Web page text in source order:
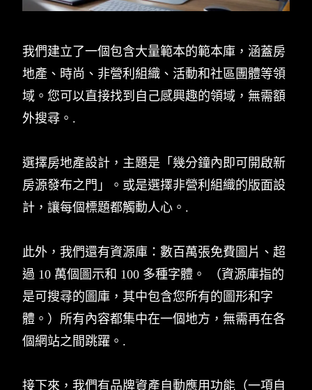
我們建立了一個包含大量範本的範本庫，涵蓋房
地產、時尚、非營利組織、活動和社區團體等領
域。您可以直接找到自己感興趣的領域，無需額
外搜尋。.
選擇房地產設計，主題是「幾分鐘內即可開啟新
房源發布之門」。或是選擇非營利組織的版面設
計，讓每個標題都觸動人心。.
此外，我們還有資源庫：數百萬張免費圖片、超
過 10 萬個圖示和 100 多種字體。 （資源庫指的
是可搜尋的圖庫，其中包含您所有的圖形和字
體。）所有內容都集中在一個地方，無需再在各
個網站之間跳躍。.
接下來，我們有品牌資產自動應用功能（一項自